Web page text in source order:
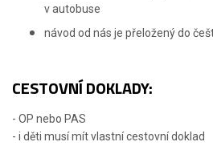
v autobuse
návod od nás je přeložený do
CESTOVNÍ DOKLADY:
- OP nebo PAS
- i děti musí mít vlastní cestovní doklad